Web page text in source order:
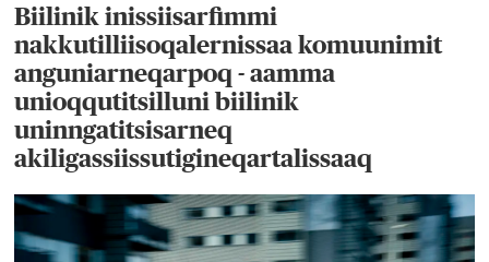
Biilinik inissiisarfimmi
nakkutilliisoqalernissaa komuunimit
anguniarneqarpoq - aamma
unioqqutitsilluni biilinik
uninngatitsisarneq
akiligassiissutigineqartalissaaq